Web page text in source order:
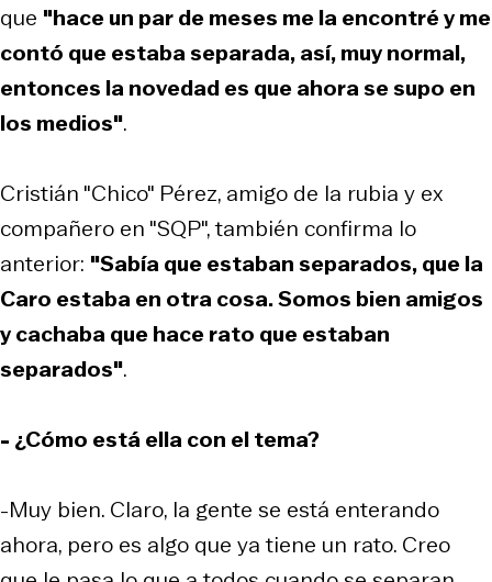
que "hace un par de meses me la encontré y me
contó que estaba separada, así, muy normal,
entonces la novedad es que ahora se supo en
los medios".
Cristián "Chico" Pérez, amigo de la rubia y ex
compañero en "SQP", también confirma lo
anterior: "Sabía que estaban separados, que la
Caro estaba en otra cosa. Somos bien amigos
y cachaba que hace rato que estaban
separados".
- ¿Cómo está ella con el tema?
-Muy bien. Claro, la gente se está enterando
ahora, pero es algo que ya tiene un rato. Creo